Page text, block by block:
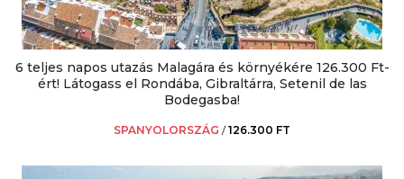
6 teljes napos utazás Malagára és környékére 126.300 Ft-
ért! Látogass el Rondába, Gibraltárra, Setenil de las
Bodegasba!
SPANYOLORSZÁG /126.300 FT